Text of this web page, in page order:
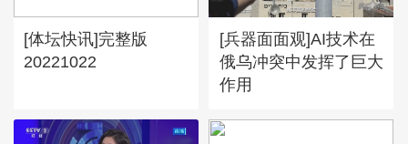
[体坛快讯]完整版
20221022
[兵器面面观]AI技术在
俄乌冲突中发挥了巨大
作用